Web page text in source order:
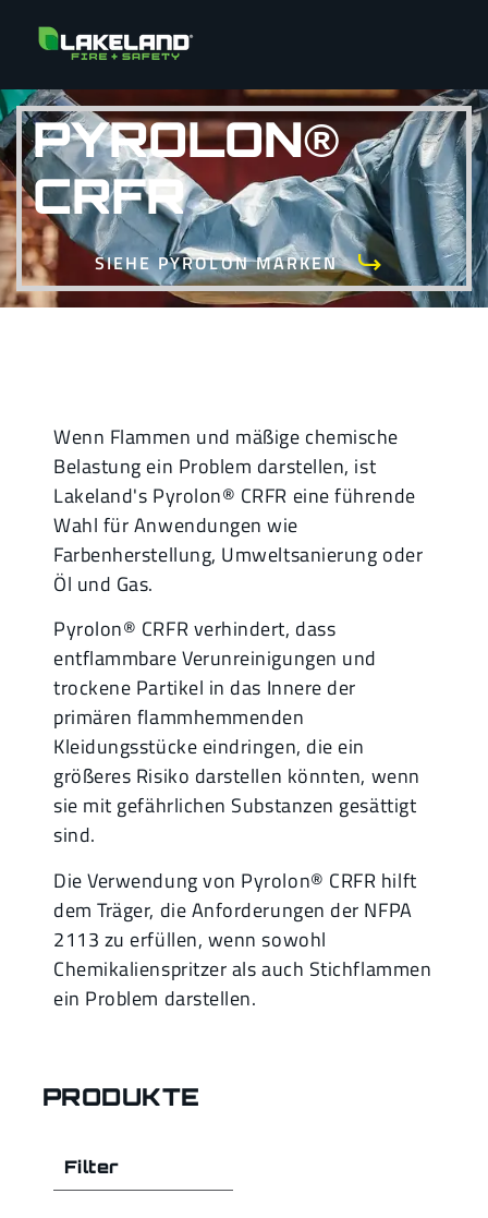
PYROLON®
CRFR
SIEHE PYROLON MARKEN
Wenn Flammen und mäßige chemische
Belastung ein Problem darstellen, ist
Lakeland's Pyrolon® CRFR eine führende
Wahl für Anwendungen wie
Farbenherstellung, Umweltsanierung oder
Öl und Gas.
Pyrolon® CRFR verhindert, dass
entflammbare Verunreinigungen und
trockene Partikel in das Innere der
primären flammhemmenden
Kleidungsstücke eindringen, die ein
größeres Risiko darstellen könnten, wenn
sie mit gefährlichen Substanzen gesättigt
sind.
Die Verwendung von Pyrolon® CRFR hilft
dem Träger, die Anforderungen der NFPA
2113 zu erfüllen, wenn sowohl
Chemikalienspritzer als auch Stichflammen
ein Problem darstellen.
PRODUKTE
Filter